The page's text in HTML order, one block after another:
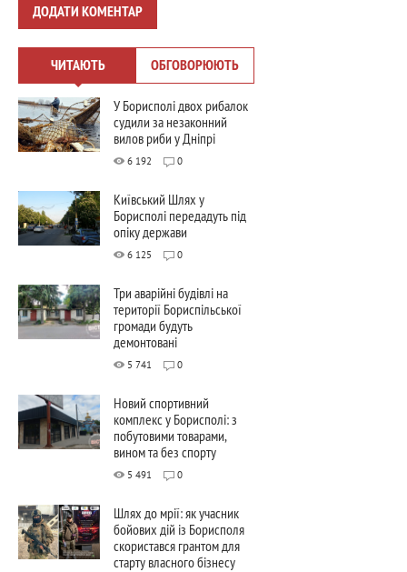
ДОДАТИ КОМЕНТАР
ЧИТАЮТЬ ОБГОВОРЮЮТЬ
У Борисполі двох рибалок
судили за незаконний
вилов риби у Дніпрі
6 192 0
Київський Шлях у
Борисполі передадуть під
опіку держави
6 125 0
Три аварійні будівлі на
території Бориспільської
громади будуть
демонтовані
5 741 0
Новий спортивний
комплекс у Борисполі: з
побутовими товарами,
вином та без спорту
5 491 0
Шлях до мрії: як учасник
бойових дій із Борисполя
скористався грантом для
старту власного бізнесу